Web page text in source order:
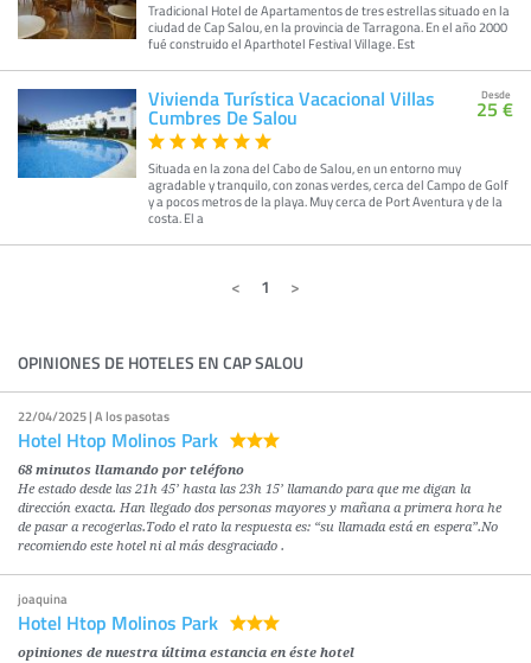
Tradicional Hotel de Apartamentos de tres estrellas situado en la
ciudad de Cap Salou, en la provincia de Tarragona. En el año 2000
fué construido el Aparthotel Festival Village. Est
Vivienda Turística Vacacional Villas
Cumbres De Salou
Situada en la zona del Cabo de Salou, en un entorno muy
agradable y tranquilo, con zonas verdes, cerca del Campo de Golf
y a pocos metros de la playa. Muy cerca de Port Aventura y de la
costa. El a
Desde
25 €
1
OPINIONES DE HOTELES EN CAP SALOU
22/04/2025 | A los pasotas
Hotel Htop Molinos Park
68 minutos llamando por teléfono
He estado desde las 21h 45’ hasta las 23h 15’ llamando para que me digan la
dirección exacta. Han llegado dos personas mayores y mañana a primera hora he
de pasar a recogerlas.Todo el rato la respuesta es: “su llamada está en espera”.No
recomiendo este hotel ni al más desgraciado .
joaquina
Hotel Htop Molinos Park
opiniones de nuestra última estancia en éste hotel